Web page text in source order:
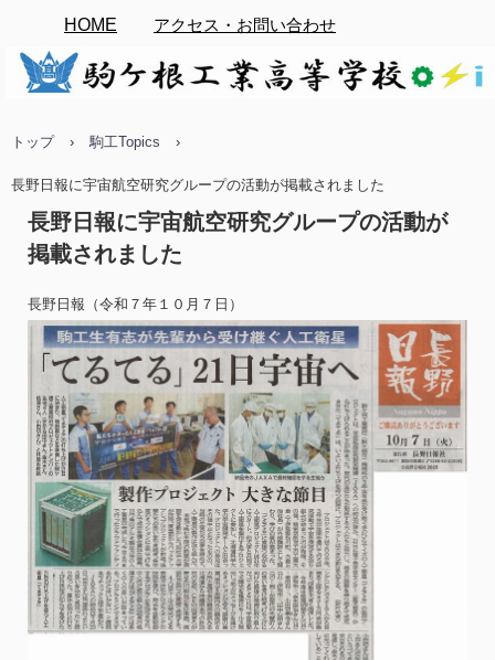
HOME アクセス・お問い合わせ
トップ › 駒工Topics ›
長野日報に宇宙航空研究グループの活動が掲載されました
長野日報に宇宙航空研究グループの活動が
掲載されました
長野日報（令和７年１０月７日）